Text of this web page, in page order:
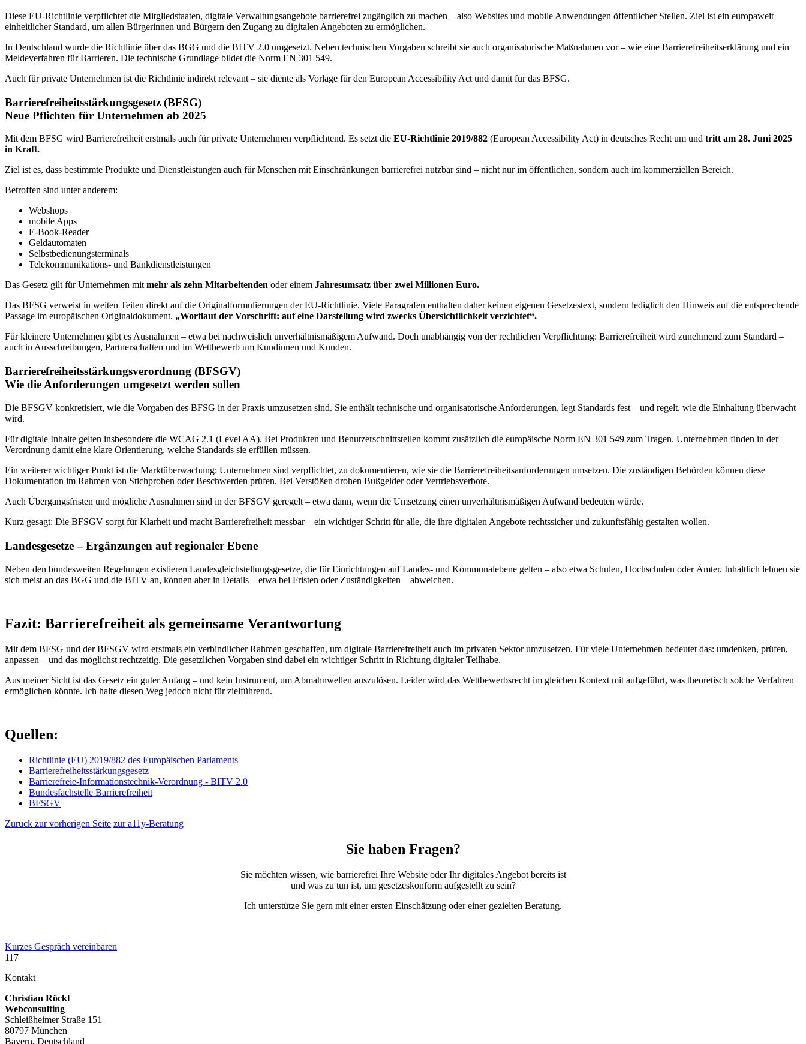
Diese EU-Richtlinie verpflichtet die Mitgliedstaaten, digitale Verwaltungsangebote barrierefrei zugänglich zu machen – also Websites und mobile Anwendungen öffentlicher Stellen. Ziel ist ein europaweit
einheitlicher Standard, um allen Bürgerinnen und Bürgern den Zugang zu digitalen Angeboten zu ermöglichen.
In Deutschland wurde die Richtlinie über das BGG und die BITV 2.0 umgesetzt. Neben technischen Vorgaben schreibt sie auch organisatorische Maßnahmen vor – wie eine Barrierefreiheitserklärung und ein
Meldeverfahren für Barrieren. Die technische Grundlage bildet die Norm EN 301 549.
Auch für private Unternehmen ist die Richtlinie indirekt relevant – sie diente als Vorlage für den European Accessibility Act und damit für das BFSG.
Barrierefreiheitsstärkungsgesetz (BFSG)
Neue Pflichten für Unternehmen ab 2025
Mit dem BFSG wird Barrierefreiheit erstmals auch für private Unternehmen verpflichtend. Es setzt die EU-Richtlinie 2019/882 (European Accessibility Act) in deutsches Recht um und tritt am 28. Juni 2025
in Kraft.
Ziel ist es, dass bestimmte Produkte und Dienstleistungen auch für Menschen mit Einschränkungen barrierefrei nutzbar sind – nicht nur im öffentlichen, sondern auch im kommerziellen Bereich.
Betroffen sind unter anderem:
Webshops
mobile Apps
E-Book-Reader
Geldautomaten
Selbstbedienungsterminals
Telekommunikations- und Bankdienstleistungen
Das Gesetz gilt für Unternehmen mitmehr als zehn Mitarbeitenden oder einem Jahresumsatz über zwei Millionen Euro.
Das BFSG verweist in weiten Teilen direkt auf die Originalformulierungen der EU-Richtlinie. Viele Paragrafen enthalten daher keinen eigenen Gesetzestext, sondern lediglich den Hinweis auf die entsprechende
Passage im europäischen Originaldokument. „Wortlaut der Vorschrift: auf eine Darstellung wird zwecks Übersichtlichkeit verzichtet“.
Für kleinere Unternehmen gibt es Ausnahmen – etwa bei nachweislich unverhältnismäßigem Aufwand. Doch unabhängig von der rechtlichen Verpflichtung: Barrierefreiheit wird zunehmend zum Standard –
auch in Ausschreibungen, Partnerschaften und im Wettbewerb um Kundinnen und Kunden.
Barrierefreiheitsstärkungsverordnung (BFSGV)
Wie die Anforderungen umgesetzt werden sollen
Die BFSGV konkretisiert, wie die Vorgaben des BFSG in der Praxis umzusetzen sind. Sie enthält technische und organisatorische Anforderungen, legt Standards fest – und regelt, wie die Einhaltung überwacht
wird.
Für digitale Inhalte gelten insbesondere die WCAG 2.1 (Level AA). Bei Produkten und Benutzerschnittstellen kommt zusätzlich die europäische Norm EN 301 549 zum Tragen. Unternehmen finden in der
Verordnung damit eine klare Orientierung, welche Standards sie erfüllen müssen.
Ein weiterer wichtiger Punkt ist die Marktüberwachung: Unternehmen sind verpflichtet, zu dokumentieren, wie sie die Barrierefreiheitsanforderungen umsetzen. Die zuständigen Behörden können diese
Dokumentation im Rahmen von Stichproben oder Beschwerden prüfen. Bei Verstößen drohen Bußgelder oder Vertriebsverbote.
Auch Übergangsfristen und mögliche Ausnahmen sind in der BFSGV geregelt – etwa dann, wenn die Umsetzung einen unverhältnismäßigen Aufwand bedeuten würde.
Kurz gesagt: Die BFSGV sorgt für Klarheit und macht Barrierefreiheit messbar – ein wichtiger Schritt für alle, die ihre digitalen Angebote rechtssicher und zukunftsfähig gestalten wollen.
Landesgesetze – Ergänzungen auf regionaler Ebene
Neben den bundesweiten Regelungen existieren Landesgleichstellungsgesetze, die für Einrichtungen auf Landes- und Kommunalebene gelten – also etwa Schulen, Hochschulen oder Ämter. Inhaltlich lehnen sie
sich meist an das BGG und die BITV an, können aber in Details – etwa bei Fristen oder Zuständigkeiten – abweichen.
Fazit: Barrierefreiheit als gemeinsame Verantwortung
Mit dem BFSG und der BFSGV wird erstmals ein verbindlicher Rahmen geschaffen, um digitale Barrierefreiheit auch im privaten Sektor umzusetzen. Für viele Unternehmen bedeutet das: umdenken, prüfen,
anpassen – und das möglichst rechtzeitig. Die gesetzlichen Vorgaben sind dabei ein wichtiger Schritt in Richtung digitaler Teilhabe.
Aus meiner Sicht ist das Gesetz ein guter Anfang – und kein Instrument, um Abmahnwellen auszulösen. Leider wird das Wettbewerbsrecht im gleichen Kontext mit aufgeführt, was theoretisch solche Verfahren
ermöglichen könnte. Ich halte diesen Weg jedoch nicht für zielführend.
Quellen:
Richtlinie (EU) 2019/882 des Europäischen Parlaments
Barrierefreiheitsstärkungsgesetz
Barrierefreie-Informationstechnik-Verordnung - BITV 2.0
Bundesfachstelle Barrierefreiheit
BFSGV
Zurück zur vorherigen Seite zur a11y-Beratung
Sie haben Fragen?
Sie möchten wissen, wie barrierefrei Ihre Website oder Ihr digitales Angebot bereits ist
und was zu tun ist, um gesetzeskonform aufgestellt zu sein?
Ich unterstütze Sie gern mit einer ersten Einschätzung oder einer gezielten Beratung.
Kurzes Gespräch vereinbaren
117
Kontakt
Christian Röckl
Webconsulting
Schleißheimer Straße 151
80797 München
Bayern, Deutschland